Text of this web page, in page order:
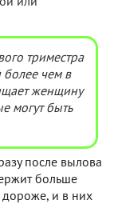
триместра
более чем в
женщину
могут быть
после вылова
больше
дороже, и в них